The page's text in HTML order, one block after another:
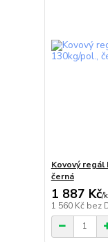
Kovový regál
černá
1 887 Kč/
1 560 Kč bez